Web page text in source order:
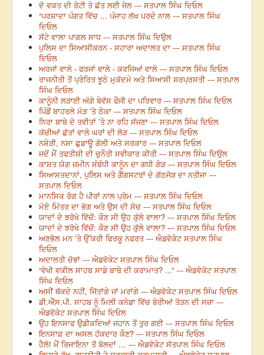
ਦੋ ਵਕਤ ਦੀ ਰੋਟੀ ਤੇ ਛੱਤ ਲਈ ਜੇਲ --- ਸਤਪਾਲ ਸਿੰਘ ਦਿਓਲ
“ਪਰਸ਼ਾਦਾ ਪੰਗਤ ਵਿੱਚ ... ਪੰਜਾਹ ਲੱਖ ਪਰਦੇ ਨਾਲ --- ਸਤਪਾਲ ਸਿੰਘ
ਦਿਓਲ
ਸੱਟੇ ਵਾਲਾ ਪਾਗਲ ਸਾਧ --- ਸਤਪਾਲ ਸਿੰਘ ਦਿਉਲ
ਪੁਲਿਸ ਦਾ ਸਿਆਸੀਕਰਨ - ਸਹਾਰਾ ਅਦਾਲਤ ਦਾ --- ਸਤਪਾਲ ਸਿੰਘ
ਦਿਓਲ
ਅਰਜਾਂ ਵਾਲੇ - ਫਰਜਾਂ ਵਾਲੇ - ਕਰਜਿਆਂ ਵਾਲੇ --- ਸਤਪਾਲ ਸਿੰਘ ਦਿਓਲ
ਰਾਜਨੀਤੀ ਤੋਂ ਪ੍ਰੇਰਿਤ ਝੂਠੇ ਮੁਕੱਦਮੇ ਅਤੇ ਸਿਆਸੀ ਸਰਪ੍ਰਸਤੀ --- ਸਤਪਾਲ
ਸਿੰਘ ਦਿਓਲ
ਕਾਨੂੰਨੀ ਲੜਾਈ ਅੱਗੇ ਬੇਵੱਸ ਫੌਜੀ ਦਾ ਪਰਿਵਾਰ --- ਸਤਪਾਲ ਸਿੰਘ ਦਿਓਲ
ਪਿੰਡੋਂ ਬਾਹਰਲੇ ਮੋੜ ’ਤੇ ਠੇਕਾ --- ਸਤਪਾਲ ਸਿੰਘ ਦਿਓਲ
ਨਿਰਾ ਬਾਬੇ ਦੇ ਤਵੀਤਾਂ ’ਤੇ ਨਾ ਰਹਿ ਸੱਜਣਾ --- ਸਤਪਾਲ ਸਿੰਘ ਦਿਓਲ
ਕੱਚੀਆਂ ਛੱਤਾਂ ਵਾਲੇ ਘਰਾਂ ਦੀ ਲੋੜ --- ਸਤਪਾਲ ਸਿੰਘ ਦਿਓਲ
ਨਸ਼ੇੜੀ, ਨਸ਼ਾ ਛੁਡਾਊ ਗੋਲੀ ਅਤੇ ਸਰਕਾਰ --- ਸਤਪਾਲ ਦਿਓਲ
ਜਦੋਂ ਮੈਂ ਤਫਤੀਸ਼ੀ ਦੀ ਚੁਨੌਤੀ ਸਵੀਕਾਰ ਕੀਤੀ --- ਸਤਪਾਲ ਸਿੰਘ ਦਿਉਲ
ਕਾਸ਼ਤ ਯੋਗ ਜ਼ਮੀਨ ਸੰਬੰਧੀ ਕਾਨੂੰਨ ਦਾ ਗਧੀ ਗੇੜ --- ਸਤਪਾਲ ਸਿੰਘ ਦਿਓਲ
ਸਿਆਸਤਦਾਨਾਂ, ਪੁਲਿਸ ਅਤੇ ਗੈਂਗਸਟਰਾਂ ਦੇ ਗੱਠਜੋੜ ਦਾ ਨਤੀਜਾ ---
ਸਤਪਾਲ ਦਿਓਲ
ਮਾਨਸਿਕ ਰੋਗ ਹੈ ਪੀਰਾਂ ਨਾਲ ਪ੍ਰੇਮ --- ਸਤਪਾਲ ਸਿੰਘ ਦਿਓਲ
ਮੋਏ ਮਿੱਤਰ ਦਾ ਭੋਗ ਅਤੇ ਉਸ ਦੀ ਸੋਚ --- ਸਤਪਾਲ ਸਿੰਘ ਦਿਓਲ
ਯਾਦਾਂ ਦੇ ਝਰੋਖੇ ਵਿੱਚੋਂ: ਕੌਣ ਸੀ ਉਹ ਕੁੱਲੇ ਵਾਲਾ? --- ਸਤਪਾਲ ਸਿੰਘ ਦਿਓਲ
ਯਾਦਾਂ ਦੇ ਝਰੋਖੇ ਵਿੱਚੋਂ: ਕੌਣ ਸੀ ਉਹ ਕੁੱਲੇ ਵਾਲਾ? --- ਸਤਪਾਲ ਸਿੰਘ ਦਿਓਲ
ਅਣਭੋਲ ਮਨ ’ਤੇ ਉੱਕਰੀ ਫਿਰਕੂ ਨਫਰਤ --- ਐਡਵੋਕੇਟ ਸਤਪਾਲ ਸਿੰਘ
ਦਿਓਲ
ਅਦਾਲਤੀ ਚੋਭਾਂ --- ਐਡਵੋਕੇਟ ਸਤਪਾਲ ਸਿੰਘ ਦਿਓਲ
“ਵੇਖੀ ਵਕੀਲ ਸਾਹਬ ਸਾਡੇ ਬਾਬੇ ਦੀ ਕਰਾਮਾਤ? ...” --- ਐਡਵੋਕੇਟ ਸਤਪਾਲ
ਸਿੰਘ ਦਿਓਲ
ਅਸੀਂ ਥੱਕਦੇ ਨਹੀਂ, ਜਿੱਤਾਂਗੇ ਜਾਂ ਮਰਾਂਗੇ --- ਐਡਵੋਕੇਟ ਸਤਪਾਲ ਸਿੰਘ ਦਿਓਲ
ਡੀ.ਐੱਸ.ਪੀ. ਸਾਹਬ ਨੂੰ ਮਿਲੀ ਕਨੇਡਾ ਵਿੱਚ ਬੇਰੀਆਂ ਤੋੜਨ ਦੀ ਸਜ਼ਾ ---
ਐਡਵੋਕੇਟ ਸਤਪਾਲ ਸਿੰਘ ਦਿਓਲ
ਉਹ ਇਨਸਾਫ ਉਡੀਕਦਿਆਂ ਜਹਾਨ ਤੋਂ ਤੁਰ ਗਈ --- ਸਤਪਾਲ ਸਿੰਘ ਦਿਓਲ
ਇਨਸਾਫ਼ ਦਾ ਅਸਲ ਹੱਕਦਾਰ ਕੌਣ? --- ਸਤਪਾਲ ਸਿੰਘ ਦਿਓਲ
ਹੈਲੋ! ਮੈਂ ਰਿਜਾਇਨਾ ਤੋਂ ਬੋਲਦਾਂ … --- ਐਡਵੋਕੇਟ ਸੱਤਪਾਲ ਸਿੰਘ ਦਿਓਲ